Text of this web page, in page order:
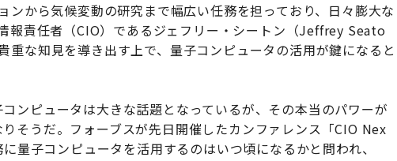
ンから気候変動の研究まで幅広い任務を担っており、日々膨大な
報責任者（CIO）であるジェフリー・シートン（Jeffrey Seato
重な知見を導き出す上で、量子コンピュータの活用が鍵になると
ンピュータは大きな話題となっているが、その本当のパワーが
そうだ。フォーブスが先日開催したカンファレンス「CIO Nex
量子コンピュータを活用するのはいつ頃になるかと問われ、